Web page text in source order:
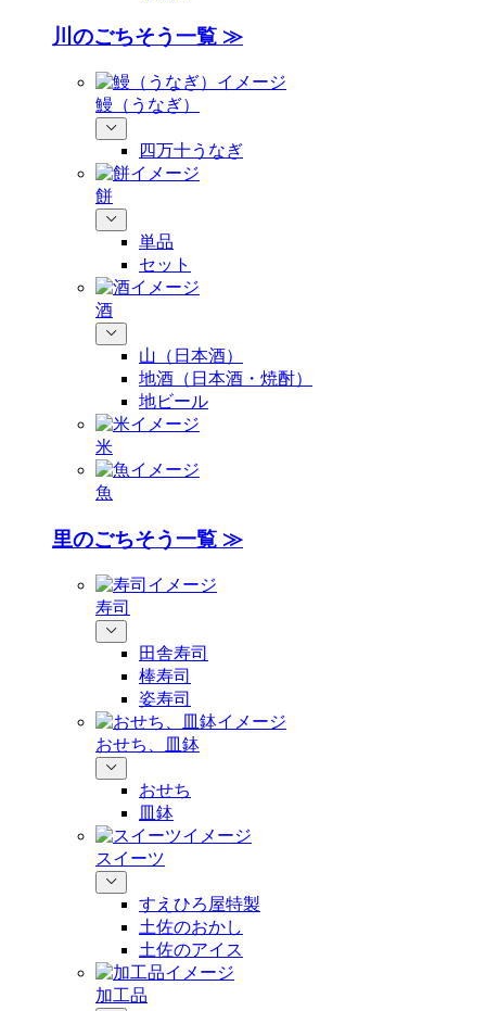
川のごちそう一覧 ≫
鰻（うなぎ）
四万十うなぎ
餅
単品
セット
酒
山（日本酒）
地酒（日本酒・焼酎）
地ビール
米
魚
里のごちそう一覧 ≫
寿司
田舎寿司
棒寿司
姿寿司
おせち、皿鉢
おせち
皿鉢
スイーツ
すえひろ屋特製
土佐のおかし
土佐のアイス
加工品